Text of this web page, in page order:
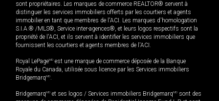
sont propriétaires. Les marques de commerce REALTOR® servent à
distinguer les services immobiliers offerts par les courtiers et agents
immobilier en tant que membres de l'ACI. Les marques d'homologation
S.I.A.® /MLS®, Service inter-agences®, et leurs logos respectifs sont la
propriété de l'ACI, et ils servent à identifier les services immobiliers que
fournissent les courtiers et agents membres de l'ACI.
Royal LePageMD est une marque de commerce déposée de la Banque
Royale du Canada, utilisée sous licence par les Services immobiliers
BridgemarqMD.
BridgemarqMD et ses logos / Services immobiliers BridgemarqMD sont des